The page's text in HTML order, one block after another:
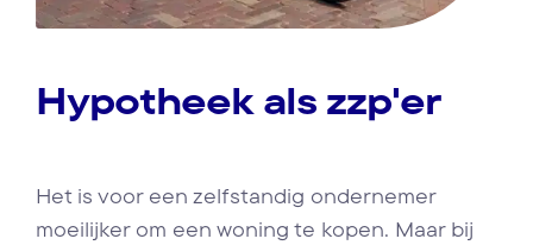
Hypotheek als zzp'er
Het is voor een zelfstandig ondernemer
moeilijker om een woning te kopen. Maar bij